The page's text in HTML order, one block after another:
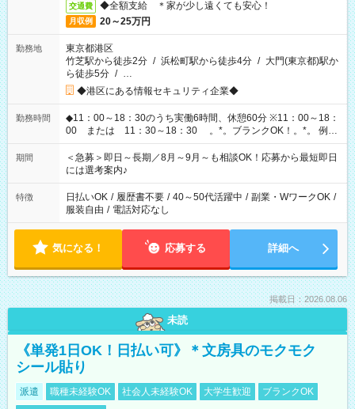
交通費 ◆全額支給 ＊家が少し遠くても安心！
月収例 20～25万円
勤務地
東京都港区
竹芝駅から徒歩2分 / 浜松町駅から徒歩4分 / 大門(東京都)駅か
ら徒歩5分 / …
◆港区にある情報セキュリティ企業◆
勤務時間
◆11：00～18：30のうち実働6時間、休憩60分 ※11：00～18：
00 または 11：30～18：30 。*。ブランクOK！。*。 例え
ば前職が、 在宅/財団法人/事務/コールセンター/受付/販売/カフェ
スタッフ スイーツ販売/ホテルフロント/化粧品販売/など 様々な
業界から入社して活躍されています♪
期間
＜急募＞即日～長期／8月～9月～も相談OK！応募から最短即日
には選考案内♪
特徴 日払いOK / 履歴書不要 / 40～50代活躍中 / 副業・WワークOK /
服装自由 / 電話対応なし
気になる！ 応募する 詳細へ
掲載日：2026.08.06
未読
《単発1日OK！日払い可》＊文房具のモクモク
シール貼り
派遣 職種未経験OK 社会人未経験OK 大学生歓迎
ブランクOK